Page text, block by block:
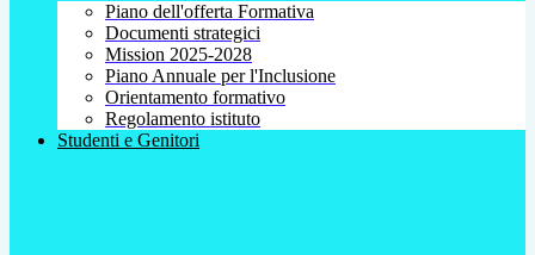
Piano dell'offerta Formativa
Documenti strategici
Mission 2025-2028
Piano Annuale per l'Inclusione
Orientamento formativo
Regolamento istituto
Studenti e Genitori